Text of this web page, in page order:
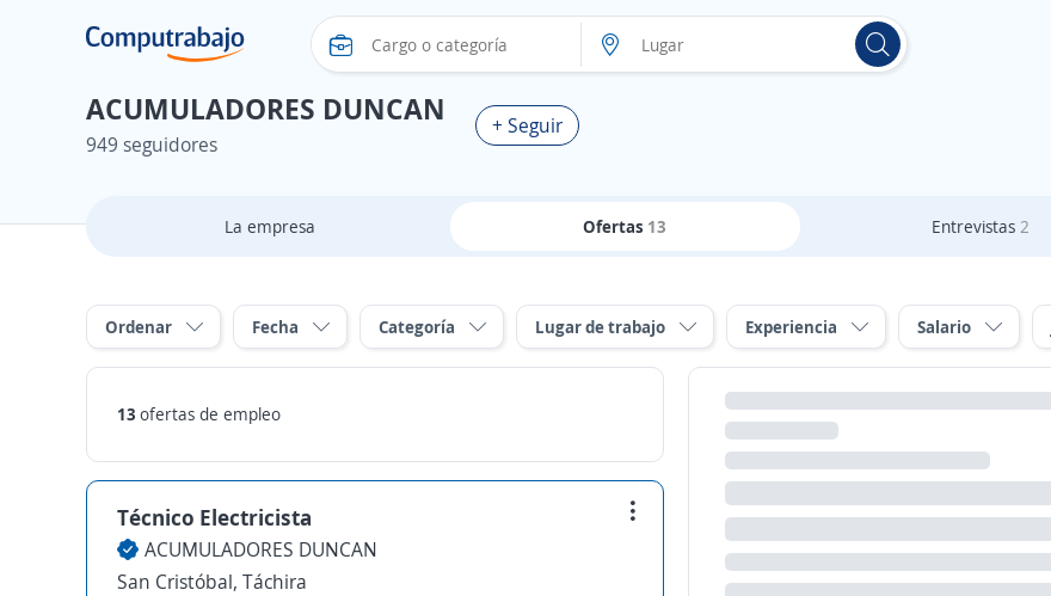
ACUMULADORES DUNCAN
949 seguidores
+ Seguir
La empresa Ofertas 13 Entrevistas 2
Ordenar Fecha Categoría Lugar de trabajo Experiencia Salario
13 ofertas de empleo
Técnico Electricista
ACUMULADORES DUNCAN
San Cristóbal, Táchira